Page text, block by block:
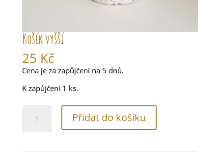
Košík vyšší
25 Kč
Cena je za zapůjčení na 5 dnů.
K zapůjčení 1 ks.
vyšší
Přidat do košíku